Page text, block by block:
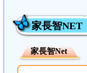
家長智NET
家長智Net